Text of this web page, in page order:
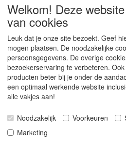
SOCIALE MEDIA
De webshop voor kunststof
Kunststof bewerkingen,
duurzame
Welkom! Deze
van cookies
Leuk dat je onze site bezoekt. Geef
mogen plaatsen. De noodzakelijke
persoonsgegevens. De overige
bezoekerservaring te verbeteren.
producten beter bij je onder de
een optimaal werkende website
alle vakjes aan!
Noodzakelijk Voorkeuren
Marketing